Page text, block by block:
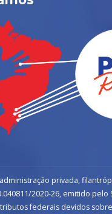
privada,
2020-26, emitido
federais devidos